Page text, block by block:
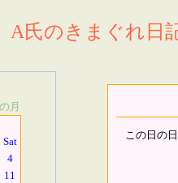
A氏のきまぐれ日
月
Sat
4
11
この日の